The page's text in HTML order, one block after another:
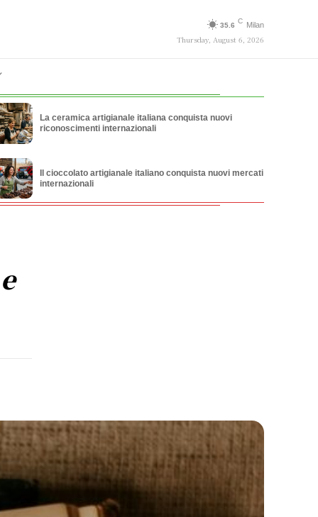
35.6
C Milan
Thursday, August 6, 2026
La ceramica artigianale italiana conquista nuovi
riconoscimenti internazionali
Il cioccolato artigianale italiano conquista nuovi mercati
internazionali